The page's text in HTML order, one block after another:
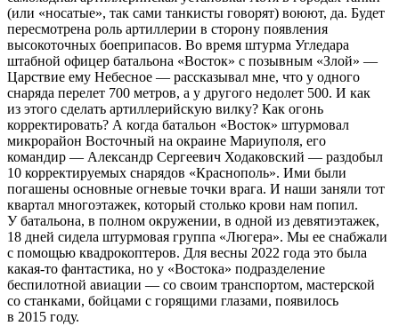
(или «носатые», так сами танкисты говорят) воюют, да. Будет
пересмотрена роль артиллерии в сторону появления
высокоточных боеприпасов. Во время штурма Угледара
штабной офицер батальона «Восток» с позывным «Злой» —
Царствие ему Небесное — рассказывал мне, что у одного
снаряда перелет 700 метров, а у другого недолет 500. И как
из этого сделать артиллерийскую вилку? Как огонь
корректировать? А когда батальон «Восток» штурмовал
микрорайон Восточный на окраине Мариуполя, его
командир — Александр Сергеевич Ходаковский — раздобыл
10 корректируемых снарядов «Краснополь». Ими были
погашены основные огневые точки врага. И наши заняли тот
квартал многоэтажек, который столько крови нам попил.
У батальона, в полном окружении, в одной из девятиэтажек,
18 дней сидела штурмовая группа «Люгера». Мы ее снабжали
с помощью квадрокоптеров. Для весны 2022 года это была
какая-то фантастика, но у «Востока» подразделение
беспилотной авиации — со своим транспортом, мастерской
со станками, бойцами с горящими глазами, появилось
в 2015 году.